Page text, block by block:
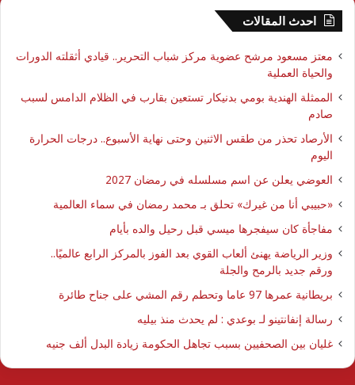
احدث المقالات
معتز مسعود مرشح عضوية مركز شباب التحرير.. قيادي أثقلته الدورات
والحياة العملية
الممثلة الهندية بومي بدنيكار تستعين بقارب في الظلام الدامس لسبب
صادم
الأرصاد تحذر من طقس الاثنين وحتى نهاية الأسبوع.. درجات الحرارة
اليوم
العوضي يعلن عن اسم مسلسله في رمضان 2027
​«حبيبي أنا من غيرك» تحلق بـ محمد رمضان في سماء العالمية
مفاجأة كان سيفجرها ميسي قبل رحيل والده بأيام
وزير الرياضة يهنئ ألعاب القوي بعد الفوز بالمركز الرابع عالميًا..
ورقم جديد بالرمح والجلة
بريطانية عمرها 97 عاما وتحطم رقم المشي على جناح طائرة
رسالة إنفانتينو لـ بوعدي : لم يحدث منذ بيليه
غليان بين الصحفيين بسبب تجاهل الحكومة زيادة البدل ألف جنيه